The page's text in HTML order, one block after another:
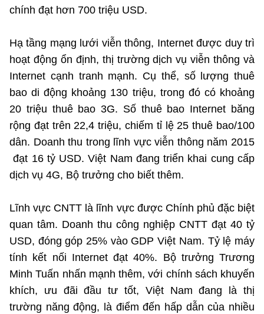
chính đạt hơn 700 triệu USD.
Hạ tầng mạng lưới viễn thông, Internet được duy trì
hoạt động ổn định, thị trường dịch vụ viễn thông và
Internet cạnh tranh mạnh. Cụ thể, số lượng thuê
bao di động khoảng 130 triệu, trong đó có khoảng
20 triệu thuê bao 3G. Số thuê bao Internet băng
rộng đạt trên 22,4 triệu, chiếm tỉ lệ 25 thuê bao/100
dân. Doanh thu trong lĩnh vực viễn thông năm 2015
đạt 16 tỷ USD. Việt Nam đang triển khai cung cấp
dịch vụ 4G, Bộ trưởng cho biết thêm.
Lĩnh vực CNTT là lĩnh vực được Chính phủ đặc biệt
quan tâm. Doanh thu công nghiệp CNTT đạt 40 tỷ
USD, đóng góp 25% vào GDP Việt Nam. Tỷ lệ máy
tính kết nối Internet đạt 40%. Bộ trưởng Trương
Minh Tuấn nhấn mạnh thêm, với chính sách khuyến
khích, ưu đãi đầu tư tốt, Việt Nam đang là thị
trường năng động, là điểm đến hấp dẫn của nhiều